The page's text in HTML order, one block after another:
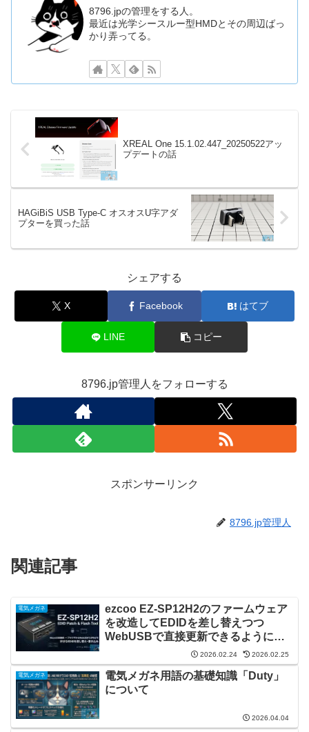
8796.jpの管理をする人。
最近は光学シースルー型HMDとその周辺ばっ
かり弄ってる。
XREAL One 15.1.02.447_20250522アッ
プデートの話
HAGiBiS USB Type-C オスオスU字アダ
プターを買った話
シェアする
X Facebook はてブ
LINE コピー
8796.jp管理人をフォローする
スポンサーリンク
8796.jp管理人
関連記事
電気メガネ
ezcoo EZ-SP12H2のファームウェア
を改造してEDIDを差し替えつつ
WebUSBで直接更新できるようにし
2026.02.24 2026.02.25
電気メガネ
電気メガネ用語の基礎知識「Duty」
について
2026.04.04